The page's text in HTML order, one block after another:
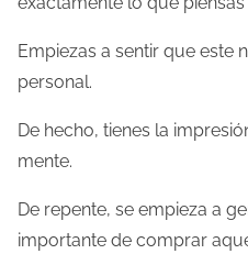
Empiezas a sentir que este
personal.
De hecho, tienes la
mente.
De repente, se empieza a
importante de comprar